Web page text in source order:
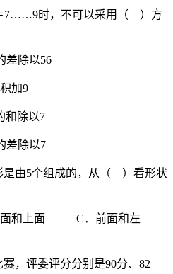
7……9时，不可以采用（ ）方
差除以56
加9
和除以7
差除以7
是由5个组成的，从（ ）看形状
和上面 C．前面和左
，评委评分分别是90分、82